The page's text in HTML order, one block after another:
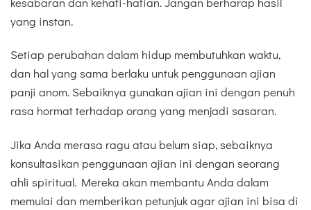
yang instan.
Setiap perubahan dalam hidup membutuhkan waktu,
dan hal yang sama berlaku untuk penggunaan ajian
panji anom. Sebaiknya gunakan ajian ini dengan penuh
rasa hormat terhadap orang yang menjadi sasaran.
Jika Anda merasa ragu atau belum siap, sebaiknya
konsultasikan penggunaan ajian ini dengan seorang
ahli spiritual. Mereka akan membantu Anda dalam
memulai dan memberikan petunjuk agar ajian ini bisa di